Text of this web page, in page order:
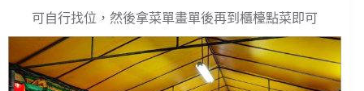
可自行找位，然後拿菜單畫單後再到櫃檯點菜即可